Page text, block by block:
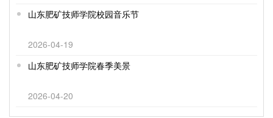
山东肥矿技师学院校园音乐节
2026-04-19
山东肥矿技师学院春季美景
2026-04-20